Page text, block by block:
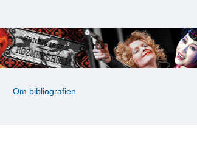
Om bibliografien